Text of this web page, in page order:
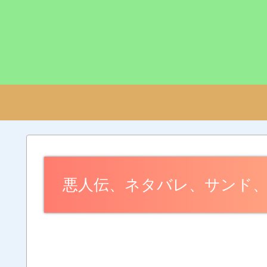
悪人伝、ネタバレ、サンド